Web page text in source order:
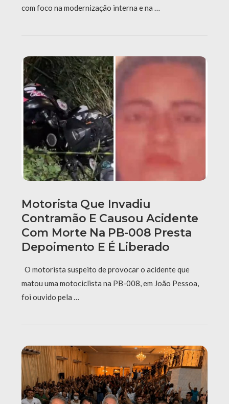
com foco na modernização interna e na …
Motorista Que Invadiu
Contramão E Causou Acidente
Com Morte Na PB-008 Presta
Depoimento E É Liberado
O motorista suspeito de provocar o acidente que
matou uma motociclista na PB-008, em João Pessoa,
foi ouvido pela …